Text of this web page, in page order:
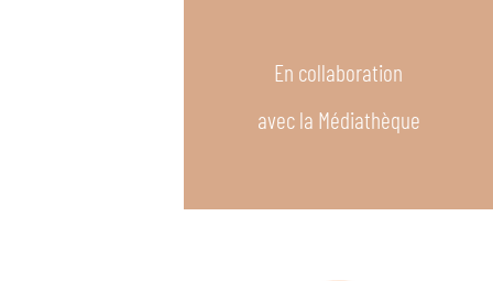
En collaboration
avec la Médiathèque